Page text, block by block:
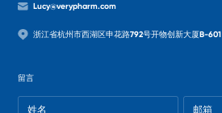
Lucy@verypharm.com
浙江省杭州市西湖区申花路792号开物创新大厦B-601
留言